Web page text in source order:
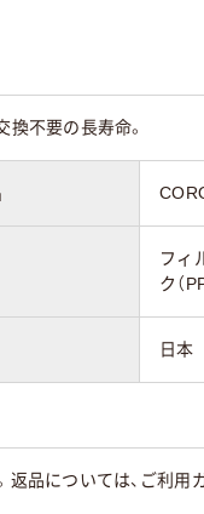
不要の長寿命。
フィ
ク（PP
日本
品については、ご利用